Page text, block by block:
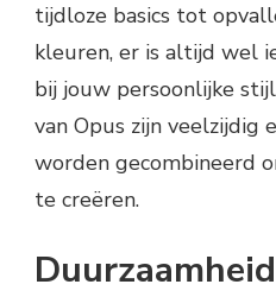
tijdloze basics tot
kleuren, er is altijd wel
bij jouw persoonlijke
van Opus zijn veelzijdig
worden gecombineerd
te creëren.